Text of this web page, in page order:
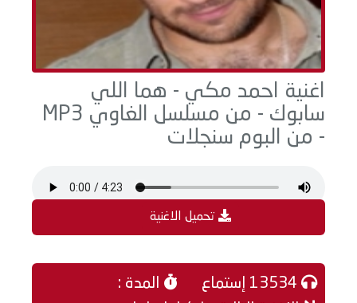
اغنية احمد مكي - هما اللي
سابوك - من مسلسل الغاوي MP3
- من البوم سنجلات
تحميل الاغنية
المدة :